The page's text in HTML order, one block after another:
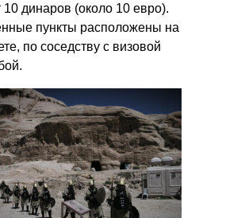
10 динаров (около 10 евро).
пункты расположены на
по соседству с визовой